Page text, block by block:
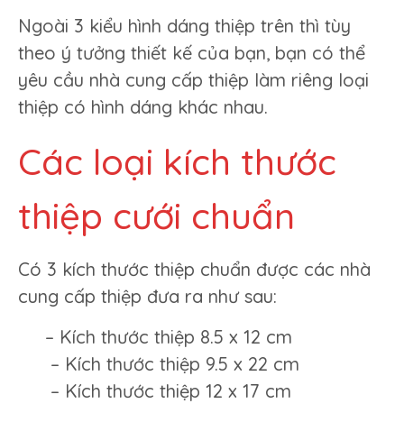
Ngoài 3 kiểu hình dáng thiệp trên thì tùy
theo ý tưởng thiết kế của bạn, bạn có thể
yêu cầu nhà cung cấp thiệp làm riêng loại
thiệp có hình dáng khác nhau.
Các loại kích thước
thiệp cưới chuẩn
Có 3 kích thước thiệp chuẩn được các nhà
cung cấp thiệp đưa ra như sau:
– Kích thước thiệp 8.5 x 12 cm
– Kích thước thiệp 9.5 x 22 cm
– Kích thước thiệp 12 x 17 cm